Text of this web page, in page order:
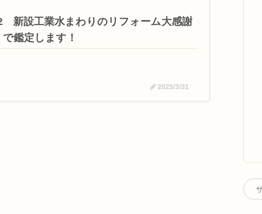
新設工業水まわりのリフォーム大感謝
鑑定します！
2025/3/31